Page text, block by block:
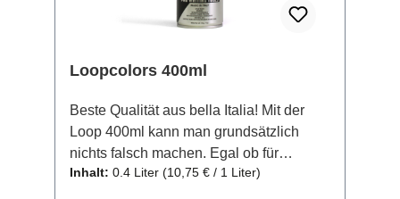
Loopcolors 400ml
Beste Qualität aus bella Italia! Mit der
Loop 400ml kann man grundsätzlich
nichts falsch machen. Egal ob für
Bombing oder Auftragsarbeiten, ist diese
Inhalt: 0.4 Liter (10,75 € / 1 Liter)